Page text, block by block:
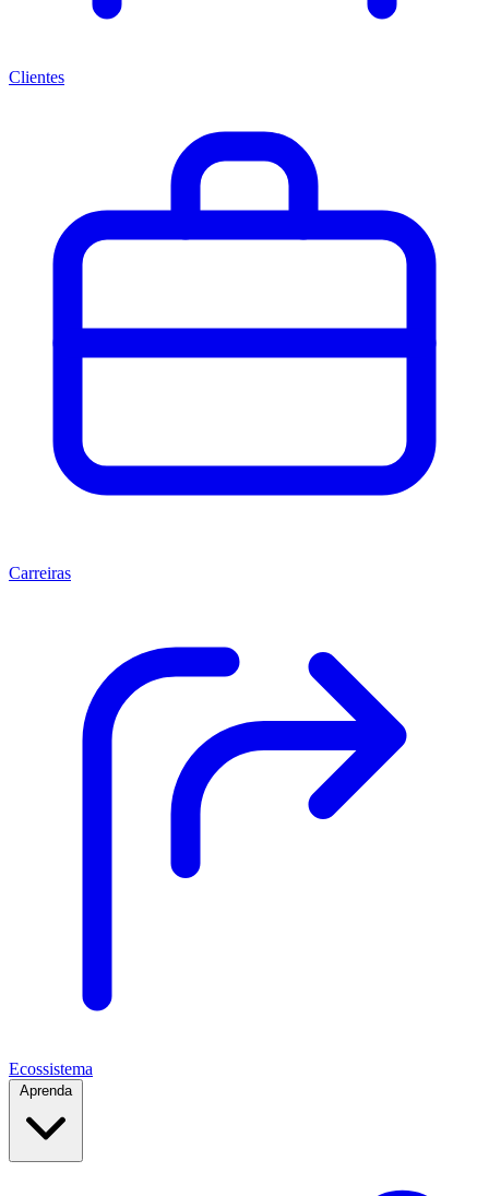
Clientes
Carreiras
Ecossistema
Aprenda